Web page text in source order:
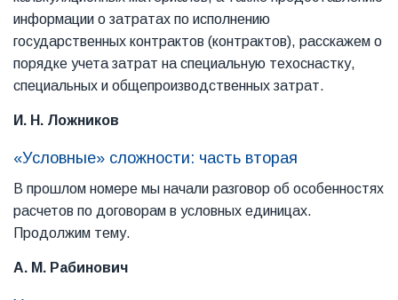
информации о затратах по исполнению
государственных контрактов (контрактов), расскажем о
порядке учета затрат на специальную техоснастку,
специальных и общепроизводственных затрат.
И. Н. Ложников
«Условные» сложности: часть вторая
В прошлом номере мы начали разговор об особенностях
расчетов по договорам в условных единицах.
Продолжим тему.
А. М. Рабинович